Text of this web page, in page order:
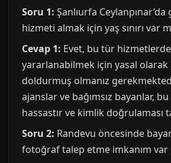
Soru 1: Şanlıurfa
hizmeti almak için yaş sınırı var
Cevap 1: Evet, bu tür
yararlanabilmek için yasal olarak
doldurmuş olmanız
ajanslar ve bağımsız bayanlar,
hassastır ve kimlik doğrulaması
Soru 2: Randevu öncesinde
fotoğraf talep etme imkanım var